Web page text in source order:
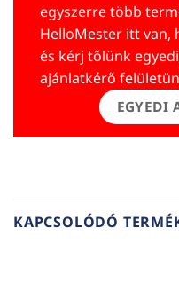
egyszerre több
HelloMester itt van,
és kérj tőlünk
ajánlatkérő
EGYEDI
KAPCSOLÓDÓ